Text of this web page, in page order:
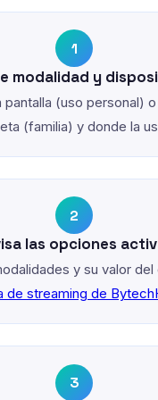
1
modalidad y
pantalla (uso personal)
(familia) y donde la
2
las opciones
y su valor del
de streaming de
3